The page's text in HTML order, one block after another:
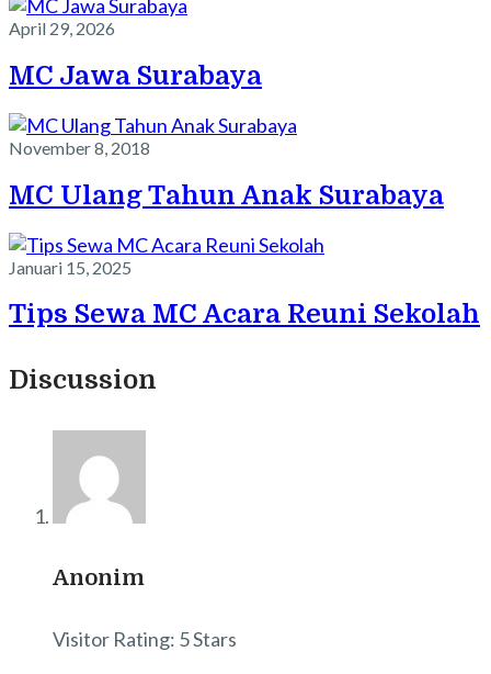
April 29, 2026
MC Jawa Surabaya
November 8, 2018
MC Ulang Tahun Anak Surabaya
Januari 15, 2025
Tips Sewa MC Acara Reuni Sekolah
Discussion
Anonim
Visitor Rating: 5 Stars